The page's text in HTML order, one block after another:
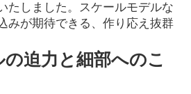
たしました。スケールモデルな
みが期待できる、作り応え抜群
迫力と細部へのこ